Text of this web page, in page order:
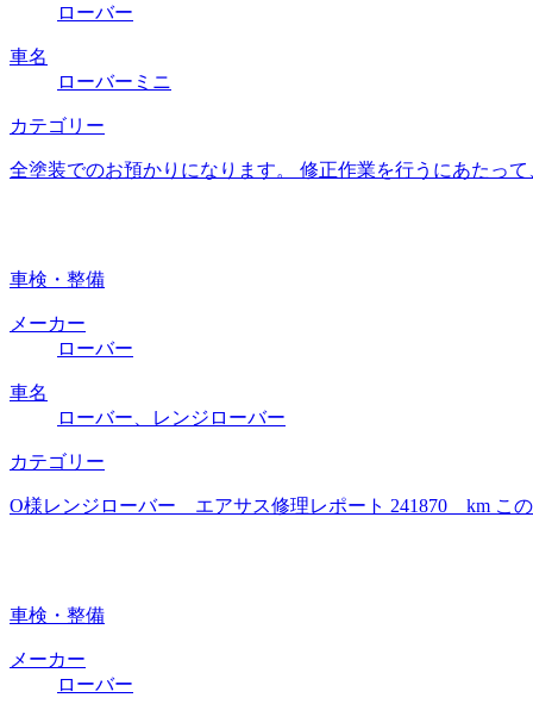
ローバー
車名
ローバーミニ
カテゴリー
全塗装でのお預かりになります。 修正作業を行うにあたっ
車検・整備
メーカー
ローバー
車名
ローバー、レンジローバー
カテゴリー
O様レンジローバー エアサス修理レポート 241870 km こ
車検・整備
メーカー
ローバー